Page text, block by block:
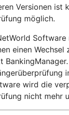
Versionen ist
möglich.
Software
einen Wechsel
wird die
nicht mehr